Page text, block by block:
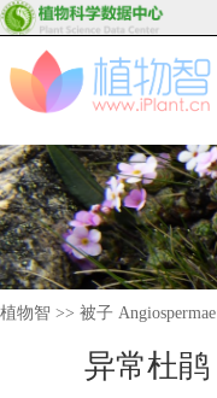
植物智 >> 被子 Angiospermae
异常杜鹃